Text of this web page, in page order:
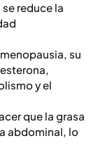
reduce la
su
y el
que la grasa
abdominal, lo